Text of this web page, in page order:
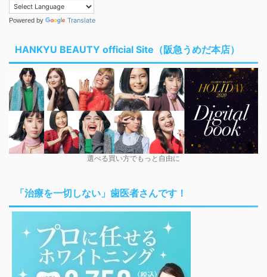
Powered by Translate
HANKYU BEAUTY official Site（阪急うめだ本店）
選べる買い方でもっと自由に
「治療を一切しない」歯医者さんです！